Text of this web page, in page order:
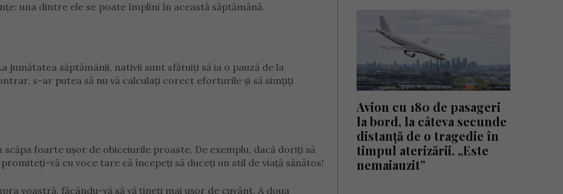
una dintre ele se poate împlini în această săptămână.
jumătatea săptămânii, nativii sunt sfătuiți să ia o pauză de la
s-ar putea să nu vă calculați corect eforturile și să simțiți
foarte ușor de obiceiurile proaste. De exemplu, dacă doriți să
vă cu voce tare că începeți să duceți un stil de viață sănătos!
voastră, făcându-vă să vă țineți mai ușor de cuvânt. A doua
Avion cu 180 de pasageri
la bord, la câteva secunde
distanță de o tragedie în
timpul aterizării. „Este
nemaiauzit”